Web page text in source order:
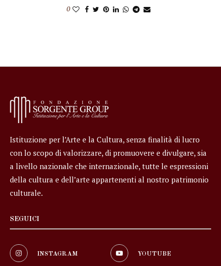
0
Istituzione per l’Arte e la Cultura, senza finalità di lucro
con lo scopo di valorizzare, di promuovere e divulgare, sia
a livello nazionale che internazionale, tutte le espressioni
della cultura e dell’arte appartenenti al nostro patrimonio
culturale.
SEGUICI
INSTAGRAM YOUTUBE